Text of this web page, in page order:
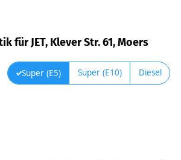
für JET, Klever Str. 61, Moers
Super (E5) Super (E10) Diesel